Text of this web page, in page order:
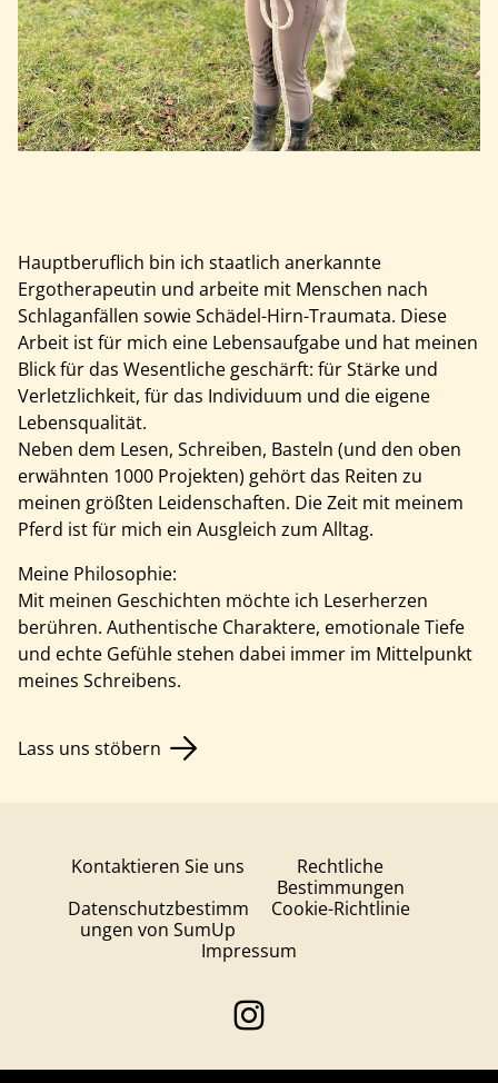
Hauptberuflich bin ich staatlich anerkannte
Ergotherapeutin und arbeite mit Menschen nach
Schlaganfällen sowie Schädel-Hirn-Traumata. Diese
Arbeit ist für mich eine Lebensaufgabe und hat meinen
Blick für das Wesentliche geschärft: für Stärke und
Verletzlichkeit, für das Individuum und die eigene
Lebensqualität.
Neben dem Lesen, Schreiben, Basteln (und den oben
erwähnten 1000 Projekten) gehört das Reiten zu
meinen größten Leidenschaften. Die Zeit mit meinem
Pferd ist für mich ein Ausgleich zum Alltag.
Meine Philosophie:
Mit meinen Geschichten möchte ich Leserherzen
berühren. Authentische Charaktere, emotionale Tiefe
und echte Gefühle stehen dabei immer im Mittelpunkt
meines Schreibens.
Lass uns stöbern
Kontaktieren Sie uns
Rechtliche
Bestimmungen
Datenschutzbestimm
ungen von SumUp
Cookie-Richtlinie
Impressum